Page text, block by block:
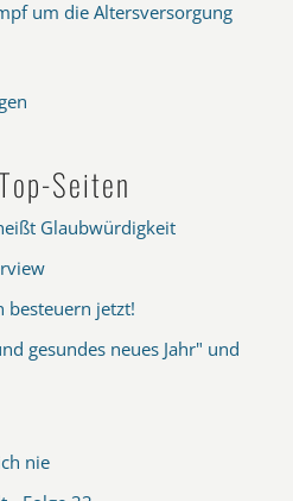
um die Altersversorgung
Seiten
Glaubwürdigkeit
besteuern jetzt!
gesundes neues Jahr" und
nie